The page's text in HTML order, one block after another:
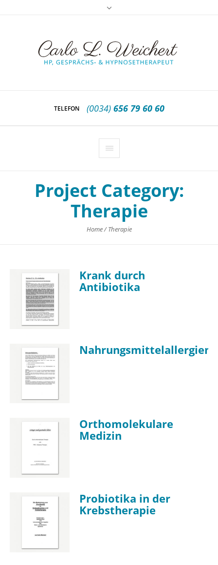
TELEFON (0034) 656 79 60 60
Project Category:
Therapie
Home/Therapie
Krank durch
Antibiotika
Nahrungsmittelallergien
Orthomolekulare
Medizin
Probiotika in der
Krebstherapie